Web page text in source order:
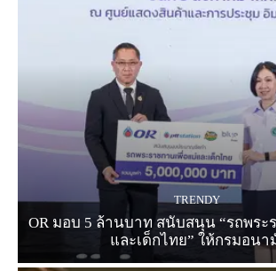
TRENDY
OR มอบ 5 ล้านบาท สนับสนุน “รถพระ
และเด็กไทย” ให้กรมอนา